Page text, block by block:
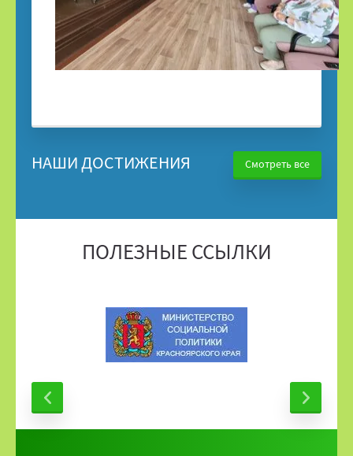
НАШИ ДОСТИЖЕНИЯ Смотреть все
ПОЛЕЗНЫЕ ССЫЛКИ